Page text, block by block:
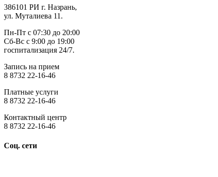
386101 РИ г. Назрань,
ул. Муталиева 11.
Пн-Пт с 07:30 до 20:00
Сб-Вс с 9:00 до 19:00
госпитализация 24/7.
Запись на прием
8 8732 22-16-46
Платные услуги
8 8732 22-16-46
Контактный центр
8 8732 22-16-46
Соц. сети